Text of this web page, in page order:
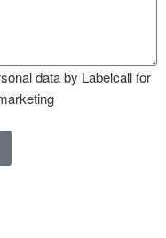
data by Labelcall for